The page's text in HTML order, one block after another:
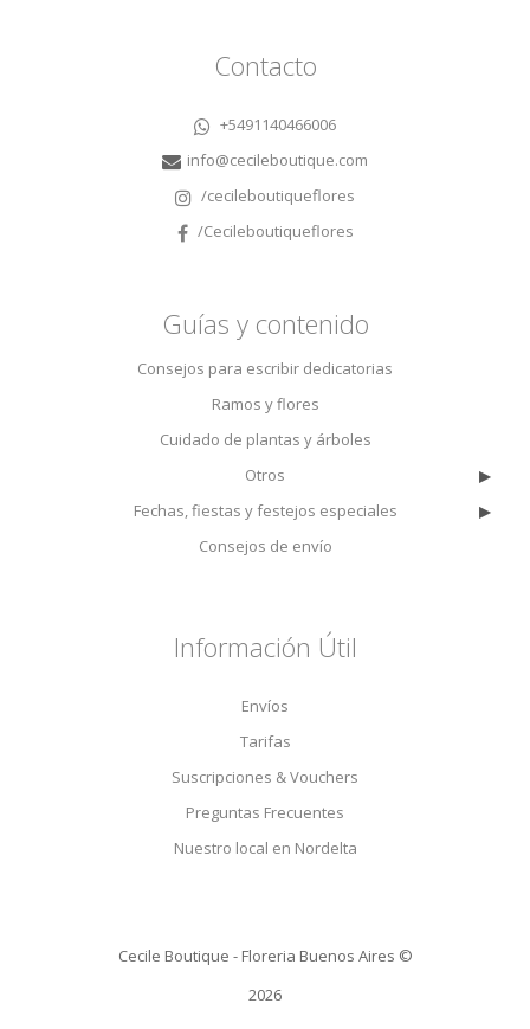
A Primera Vista | Bouquet & Chocolates
Contacto
+5491140466006
info@cecileboutique.com
/cecileboutiqueflores
/Cecileboutiqueflores
Guías y contenido
Consejos para escribir dedicatorias
Ramos y flores
Cuidado de plantas y árboles
Otros
▸
Fechas, fiestas y festejos especiales ▸
Consejos de envío
Información Útil
Envíos
Tarifas
Suscripciones & Vouchers
Preguntas Frecuentes
Nuestro local en Nordelta
Cecile Boutique - Floreria Buenos Aires ©
2026